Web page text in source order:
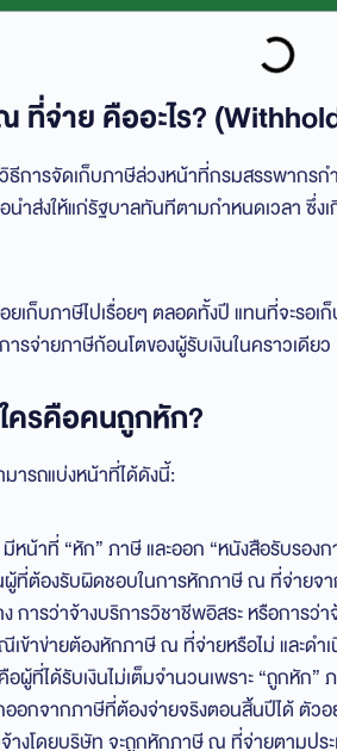
ที่จ่าย คืออะไร?
การจัดเก็บภาษีล่วงหน้าที่กรมสรรพากรก
อนำส่งให้แก่รัฐบาลทันทีตามกำหนดเวลา
เก็บภาษีไปเรื่อยๆ ตลอดทั้งปี แทนที่จะรอเ
ารจ่ายภาษีก้อนโตของผู้รับเงินในคราวเดียว
ครคือคนถูกหัก?
มารถแบ่งหน้าที่ได้ดังนี้:
มีหน้าที่ “หัก” ภาษี และออก “หนังสือรับรอ
ผู้ที่ต้องรับผิดชอบในการหักภาษี ณ ที่จ่ายจ
การว่าจ้างบริการวิชาชีพอิสระ หรือการ
ณีเข้าข่ายต้องหักภาษี ณ ที่จ่ายหรือไม่ และ
อผู้ที่ได้รับเงินไม่เต็มจำนวนเพราะ “ถูกหัก
ออกจากภาษีที่ต้องจ่ายจริงตอนสิ้นปีได้ ตัว
างโดยบริษัท จะถูกหักภาษี ณ ที่จ่ายตามปร